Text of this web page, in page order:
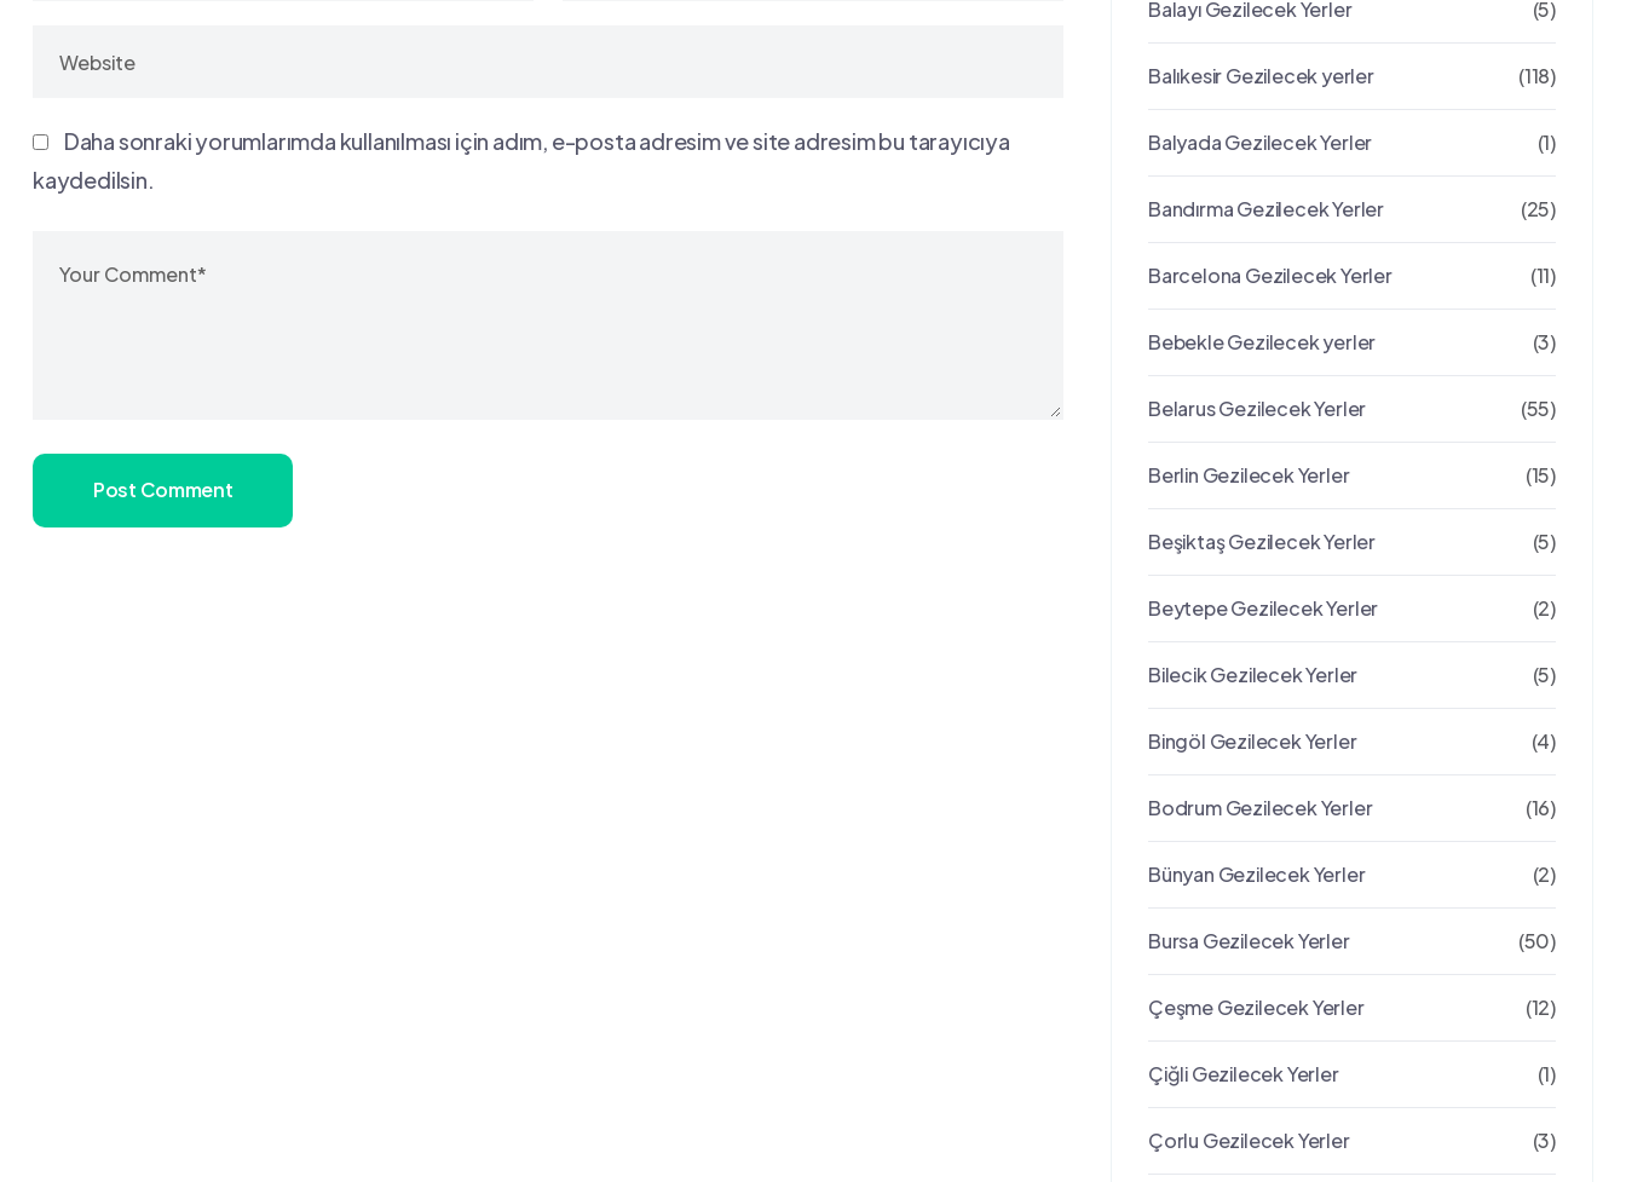
Daha sonraki yorumlarımda kullanılması için adım, e-posta adresim ve site adresim bu tarayıcıya
kaydedilsin.
Post Comment
Balayı Gezilecek Yerler (5)
Balıkesir Gezilecek yerler (118)
Balyada Gezilecek Yerler (1)
Bandırma Gezilecek Yerler (25)
Barcelona Gezilecek Yerler (11)
Bebekle Gezilecek yerler (3)
Belarus Gezilecek Yerler (55)
Berlin Gezilecek Yerler (15)
Beşiktaş Gezilecek Yerler (5)
Beytepe Gezilecek Yerler (2)
Bilecik Gezilecek Yerler (5)
Bingöl Gezilecek Yerler (4)
Bodrum Gezilecek Yerler (16)
Bünyan Gezilecek Yerler (2)
Bursa Gezilecek Yerler (50)
Çeşme Gezilecek Yerler (12)
Çiğli Gezilecek Yerler (1)
Çorlu Gezilecek Yerler (3)